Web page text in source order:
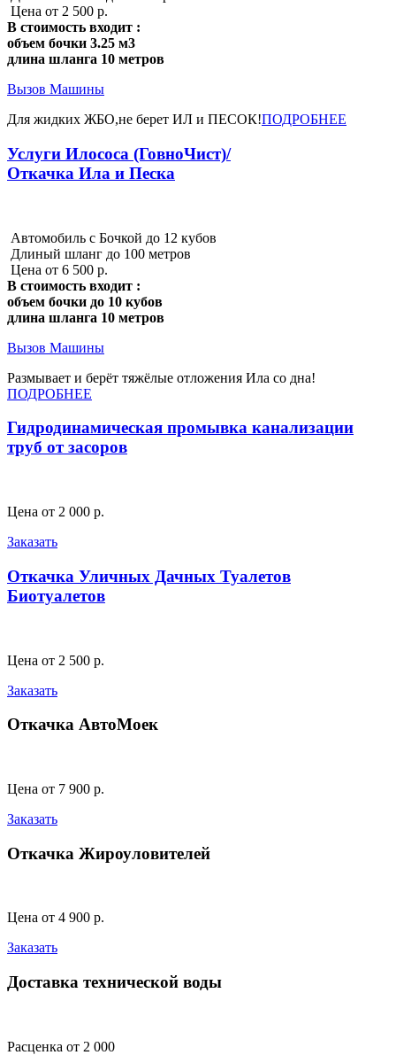
Цена от 2 500 р.
В стоимость входит :
объем бочки 3.25 м3
длина шланга 10 метров
Вызов Машины
Для жидких ЖБО,не берет ИЛ и ПЕСОК!ПОДРОБНЕЕ
Услуги Илососа (ГовноЧист)/
Откачка Ила и Песка
Автомобиль с Бочкой до 12 кубов
Длиный шланг до 100 метров
Цена от 6 500 р.
В стоимость входит :
объем бочки до 10 кубов
длина шланга 10 метров
Вызов Машины
Размывает и берёт тяжёлые отложения Ила со дна!
ПОДРОБНЕЕ
Гидродинамическая промывка канализации
труб от засоров
Цена от 2 000 р.
Заказать
Откачка Уличных Дачных Туалетов
Биотуалетов
Цена от 2 500 р.
Заказать
Откачка АвтоМоек
Цена от 7 900 р.
Заказать
Откачка Жироуловителей
Цена от 4 900 р.
Заказать
Доставка технической воды
Расценка от 2 000